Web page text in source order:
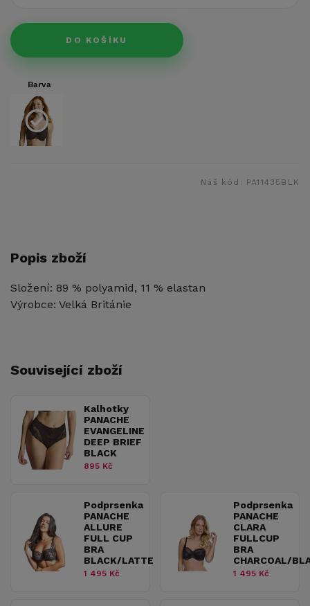
DO KOŠÍKU
Barva
Náš kód: PA11435BLK
Popis zboží
Složení: 89 % polyamid, 11 % elastan
Výrobce: Velká Británie
Související zboží
Kalhotky
PANACHE
EVANGELINE
DEEP BRIEF
BLACK
895 Kč
Podprsenka
PANACHE
ALLURE
FULL CUP
BRA
BLACK/LATTE
1 495 Kč
Podprsenka
PANACHE
CLARA
FULLCUP
BRA
CHARCOAL/
1 495 Kč